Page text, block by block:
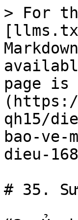
> For
page is
qh15/
bao-ve-
dieu-
# 35.